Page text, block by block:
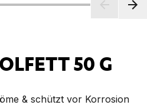
50 G
& schützt vor Korrosion